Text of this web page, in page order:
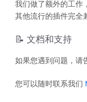
我们做了额外的工作
其他流行的插件完全
📝 文档和支持
如果您遇到问题，请
您可以随时联系我们